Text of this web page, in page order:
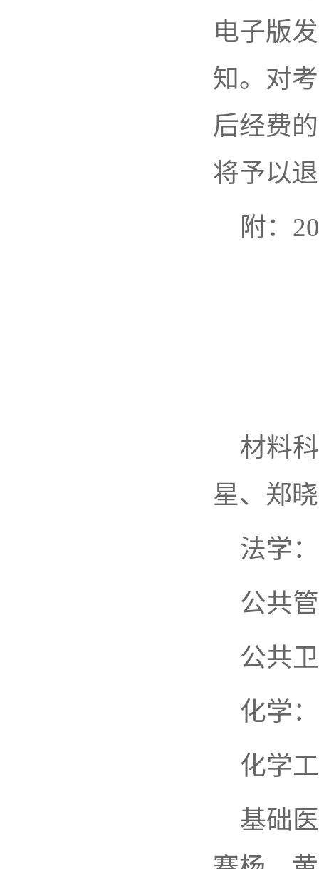
电子版
知。对
后经费
将予以
附：
材料
星、郑
法学
公共
公共
化学
化学
基础